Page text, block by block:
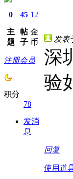
0
主
题
45
帖
子
12
金
币
注册会员
积分
78
发消
息
发表
深
验
回复
使用道